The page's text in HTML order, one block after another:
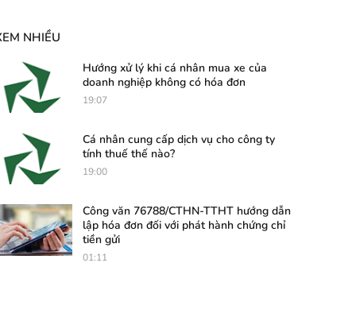
NHIỀU
Hướng xử lý khi cá nhân mua xe của
doanh nghiệp không có hóa đơn
19:07
Cá nhân cung cấp dịch vụ cho công ty
tính thuế thế nào?
19:00
Công văn 76788/CTHN-TTHT hướng dẫn
lập hóa đơn đối với phát hành chứng chỉ
tiền gửi
01:11